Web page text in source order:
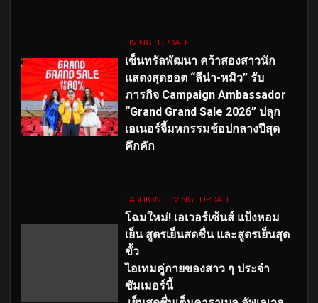
LIVING UPDATE
เซ็นทรัลพัฒนา คว้าสองสาวนัก
แสดงสุดฮอต “ลีน่า-หมิว” รับ
ภารกิจ Campaign Ambassador
“Grand Grand Sale 2026” ปลุก
เอเนอร์จี้มหกรรมช้อปกลางปีสุด
คึกคัก
FASHION LIVING UPDATE
โฉมใหม่! เอเวอร์เซ้นส์ แป้งหอม
เย็น สูตรเย็นสดชื่น และสูตรเย็นสุด
ขั้ว
ไอเทมคู่กายของสาว ๆ ประจำ
ซัมเมอร์นี้